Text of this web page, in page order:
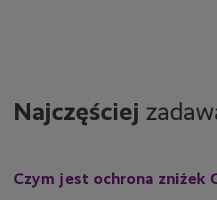
Najczęściej
Czym jest ochrona zniżek